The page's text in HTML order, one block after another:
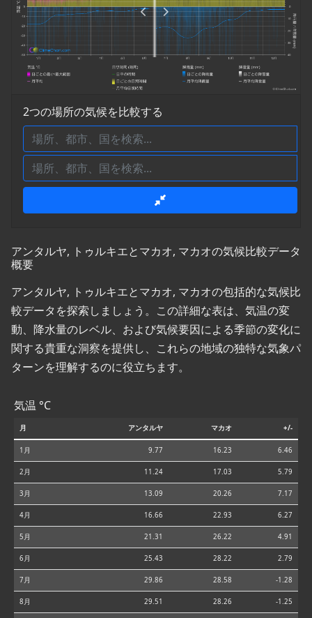
2つの場所の気候を比較する
アンタルヤ, トゥルキエとマカオ, マカオの気候比較データ
概要
アンタルヤ, トゥルキエとマカオ, マカオの包括的な気候比
較データを探索しましょう。この詳細な表は、気温の変
動、降水量のレベル、および気候要因による季節の変化に
関する貴重な洞察を提供し、これらの地域の独特な気象パ
ターンを理解するのに役立ちます。
気温 °C
月 アンタルヤ マカオ +/-
1月 9.77 16.23 6.46
2月 11.24 17.03 5.79
3月 13.09 20.26 7.17
4月 16.66 22.93 6.27
5月 21.31 26.22 4.91
6月 25.43 28.22 2.79
7月 29.86 28.58 -1.28
8月 29.51 28.26 -1.25